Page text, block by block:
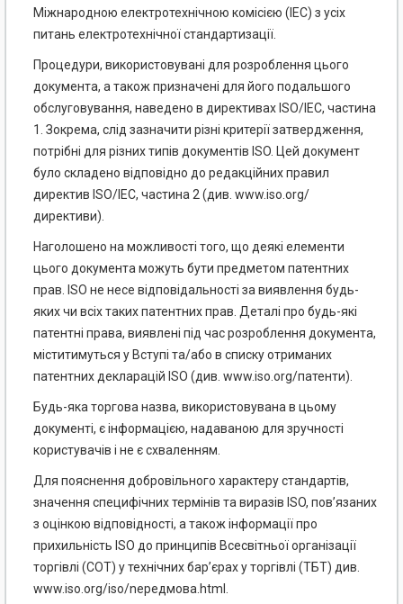
Міжнародною елек­тротехнічною комісією (ІЕС) з усіх
питань електротехнічної стандартизації.
Процедури, використовувані для розроблення цього
документа, а також призначені для його подальшого
обслуговування, наведено в директивах ISO/ІЕС, частина
1. Зокрема, слід зазначити різні критерії затвердження,
потрібні для різних типів документів ISO. Цей документ
було складено відпо­відно до редакційних правил
директив ISO/ІЕС, частина 2 (див. www.iso.org/
директиви).
Наголошено на можливості того, що деякі елементи
цього документа можуть бути предметом патентних
прав. ISO не несе відповідальності за виявлення будь-
яких чи всіх таких патентних прав. Деталі про будь-які
патентні права, виявлені під час розроблення документа,
міститимуться у Вступі та/або в списку отриманих
патентних декларацій ISO (див. www.iso.org/патенти).
Будь-яка торгова назва, використовувана в цьому
документі, є інформацією, надаваною для зручності
користувачів і не є схваленням.
Для пояснення добровільного характеру стандартів,
значення специфічних термінів та виразів ISO, пов’язаних
з оцінкою відповідності, а також інформації про
прихильність ISO до принципів Всесвітньої організації
торгівлі (СОТ) у технічних бар’єрах у торгівлі (ТБТ) див.
www.iso.org/iso/nepeдмова.html.